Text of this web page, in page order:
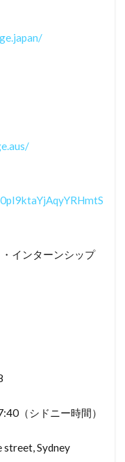
インターンシップ
（シドニー時間）
street, Sydney